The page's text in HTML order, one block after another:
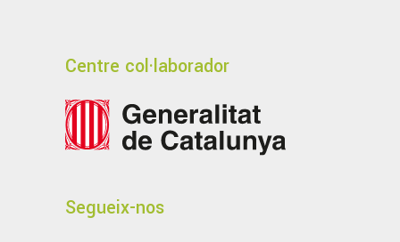
Centre col·laborador
Segueix-nos